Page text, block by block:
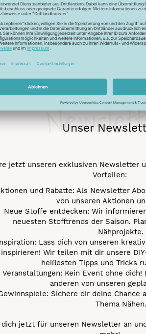
Seide - Kleider machen Leute. Mit
und die idealen
werden.
Unser
jetzt unseren exklusiven Newsletter
Vorteilen:
und Rabatte: Als Newsletter
von unseren Aktionen
Neue Stoffe entdecken: Wir
neuesten Stofftrends der Saison.
Nähprojekte.
Lass dich von unseren
inspirieren! Wir teilen mit dir unsere
heißesten Tipps und Tricks
Veranstaltungen: Kein Event ohne
anderen von unseren
Sichere dir deine Chance
Thema Nähen.
dich jetzt für unseren Newsletter an